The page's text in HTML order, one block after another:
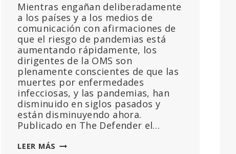
Mientras engañan deliberadamente
a los países y a los medios de
comunicación con afirmaciones de
que el riesgo de pandemias está
aumentando rápidamente, los
dirigentes de la OMS son
plenamente conscientes de que las
muertes por enfermedades
infecciosas, y las pandemias, han
disminuido en siglos pasados y
están disminuyendo ahora.
Publicado en The Defender el…
LEER MÁS LA